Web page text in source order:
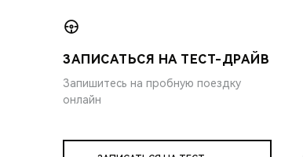
ЗАПИСАТЬСЯ НА ТЕСТ-ДРАЙВ
Запишитесь на пробную поездку
онлайн